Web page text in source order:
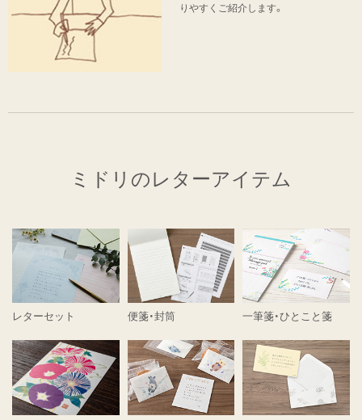
りやすくご紹介します。
ミドリのレターアイテム
レターセット 便箋・封筒 一筆箋・ひとこと箋